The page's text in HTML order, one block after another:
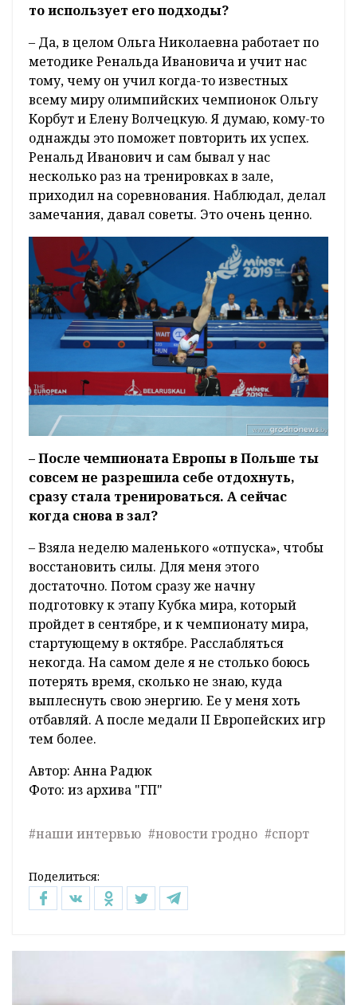
то использует его подходы?
– Да, в целом Ольга Николаевна работает по
методике Ренальда Ивановича и учит нас
тому, чему он учил когда-то известных
всему миру олимпийских чемпионок Ольгу
Корбут и Елену Волчецкую. Я думаю, кому-то
однажды это поможет повторить их успех.
Ренальд Иванович и сам бывал у нас
несколько раз на тренировках в зале,
приходил на соревнования. Наблюдал, делал
замечания, давал советы. Это очень ценно.
– После чемпионата Европы в Польше ты
совсем не разрешила себе отдохнуть,
сразу стала тренироваться. А сейчас
когда снова в зал?
– Взяла неделю маленького «отпуска», чтобы
восстановить силы. Для меня этого
достаточно. Потом сразу же начну
подготовку к этапу Кубка мира, который
пройдет в сентябре, и к чемпионату мира,
стартующему в октябре. Расслабляться
некогда. На самом деле я не столько боюсь
потерять время, сколько не знаю, куда
выплеснуть свою энергию. Ее у меня хоть
отбавляй. А после медали II Европейских игр
тем более.
Автор: Анна Радюк
Фото: из архива "ГП"
#наши интервью #новости гродно #спорт
Поделиться: